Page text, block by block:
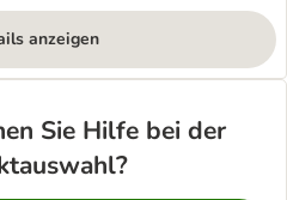
anzeigen
Sie Hilfe bei der